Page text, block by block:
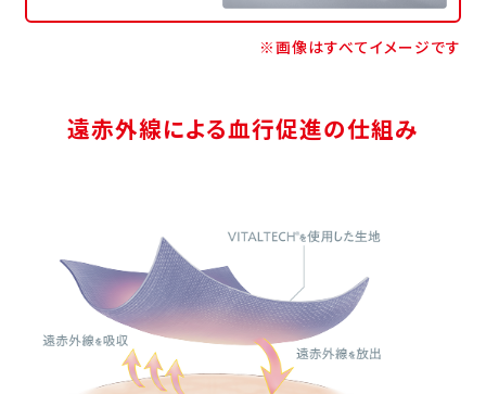
※画像はすべてイメージです
遠赤外線による血行促進の仕組み